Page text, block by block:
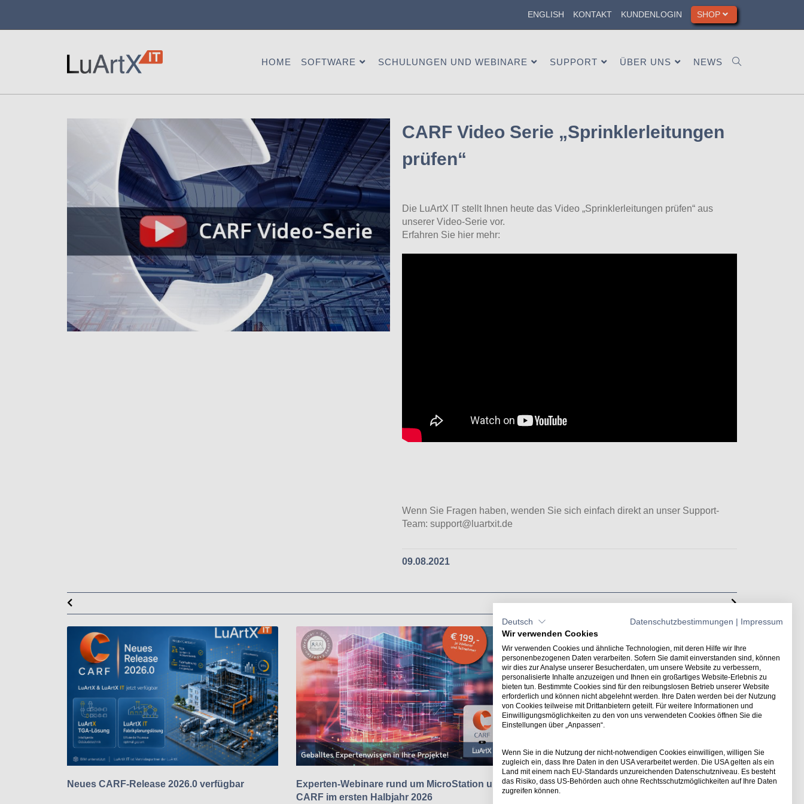
ENGLISH KONTAKT KUNDENLOGIN SHOP
HOME SOFTWARE SCHULUNGEN UND WEBINARE SUPPORT ÜBER UNS NEWS
CARF Video Serie „Sprinklerleitungen
prüfen“
Die LuArtX IT stellt Ihnen heute das Video „Sprinklerleitungen prüfen“ aus
unserer Video-Serie vor.
Erfahren Sie hier mehr:
Wenn Sie Fragen haben, wenden Sie sich einfach direkt an unser Support-
Team: support@luartxit.de
09.08.2021
Neues CARF-Release 2026.0 verfügbar
Experten-Webinare rund um MicroStation und
CARF im ersten Halbjahr 2026
Störvolumen in den TGA-Modulen
Deutsch Datenschutzbestimmungen | Impressum
Wir verwenden Cookies
Wir verwenden Cookies und ähnliche Technologien, mit deren Hilfe wir Ihre
personenbezogenen Daten verarbeiten. Sofern Sie damit einverstanden sind, können
wir dies zur Analyse unserer Besucherdaten, um unsere Website zu verbessern,
personalisierte Inhalte anzuzeigen und Ihnen ein großartiges Website-Erlebnis zu
bieten tun. Bestimmte Cookies sind für den reibungslosen Betrieb unserer Website
erforderlich und können nicht abgelehnt werden. Ihre Daten werden bei der Nutzung
von Cookies teilweise mit Drittanbietern geteilt. Für weitere Informationen und
Einwilligungsmöglichkeiten zu den von uns verwendeten Cookies öffnen Sie die
Einstellungen über „Anpassen“.
Wenn Sie in die Nutzung der nicht-notwendigen Cookies einwilligen, willigen Sie
zugleich ein, dass Ihre Daten in den USA verarbeitet werden. Die USA gelten als ein
Land mit einem nach EU-Standards unzureichenden Datenschutzniveau. Es besteht
das Risiko, dass US-Behörden auch ohne Rechtsschutzmöglichkeiten auf Ihre Daten
zugreifen können.